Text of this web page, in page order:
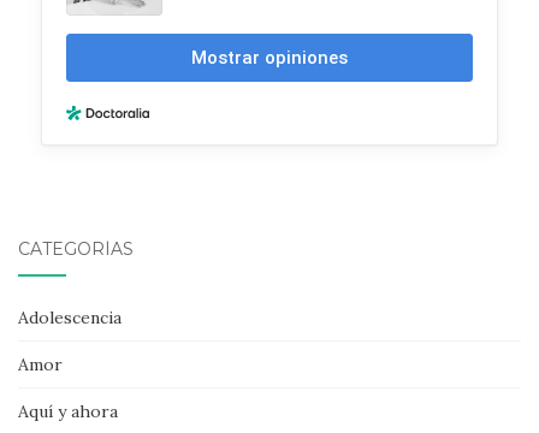
CATEGORÍAS
Adolescencia
Amor
Aquí y ahora